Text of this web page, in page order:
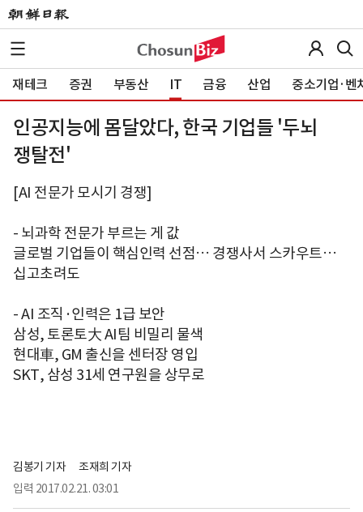
재테크 증권 부동산 IT 금융 산업 중소기업·벤
인공지능에 몸달았다, 한국 기업들 '두뇌
쟁탈전'
[AI 전문가 모시기 경쟁]
- 뇌과학 전문가 부르는 게 값
글로벌 기업들이 핵심인력 선점… 경쟁사서 스카우트…
십고초려도
- AI 조직·인력은 1급 보안
삼성, 토론토大 AI팀 비밀리 물색
현대車, GM 출신을 센터장 영입
SKT, 삼성 31세 연구원을 상무로
김봉기 기자
조재희 기자
입력 2017.02.21. 03:01